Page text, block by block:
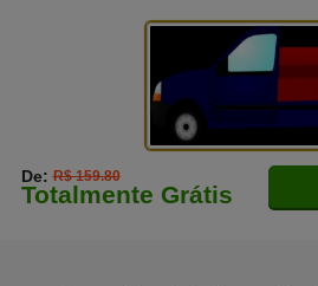
De:R$ 159.80
Totalmente Grátis